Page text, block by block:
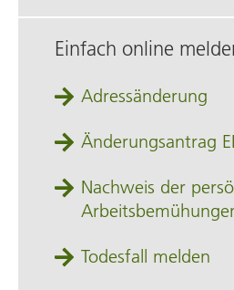
Einfach online
Adressänderung
Änderungsantrag
Nachweis der
Todesfall melden